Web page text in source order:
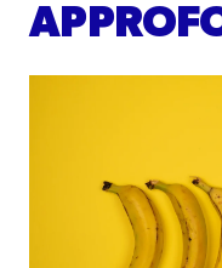
Manque de